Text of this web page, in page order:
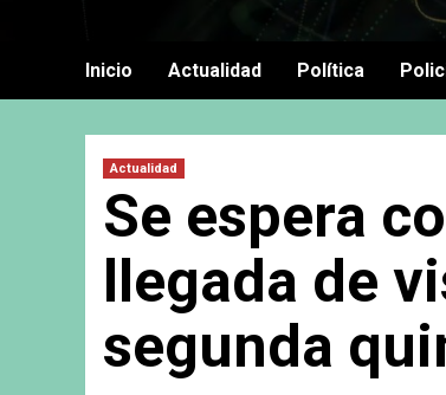
Inicio Actualidad Política
Actualidad
Se espera
llegada de
segunda